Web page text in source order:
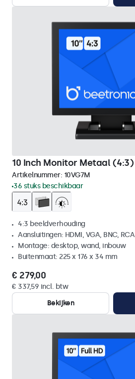
10 Inch Monitor Metaal (4:3)
Artikelnummer: 10VG7M
36 stuks beschikbaar
4:3 beeldverhouding
Aansluitingen: HDMI, VGA, BNC, RCA
Montage: desktop, wand, inbouw
Buitenmaat: 225 x 176 x 34 mm
€ 279,00
€ 337,59 incl. btw
Bekijken